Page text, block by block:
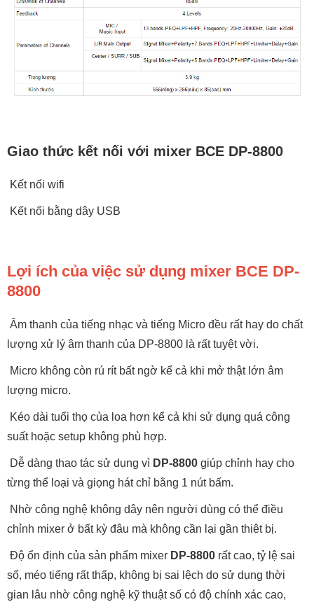
Giao thức kết nối với mixer BCE DP-8800
Kết nối wifi
Kết nối bằng dây USB
Lợi ích của việc sử dụng mixer BCE DP-
8800
Âm thanh của tiếng nhạc và tiếng Micro đều rất hay do chất
lượng xử lý âm thanh của DP-8800 là rất tuyệt vời.
Micro không còn rú rít bất ngờ kể cả khi mở thật lớn âm
lượng micro.
Kéo dài tuổi thọ của loa hơn kể cả khi sử dụng quá công
suất hoặc setup không phù hợp.
Dễ dàng thao tác sử dụng vì DP-8800 giúp chỉnh hay cho
từng thể loại và giọng hát chỉ bằng 1 nút bấm.
Nhờ công nghệ không dây nên người dùng có thể điều
chỉnh mixer ở bất kỳ đâu mà không cần lại gần thiêt bị.
Độ ổn định của sản phẩm mixer DP-8800 rất cao, tỷ lệ sai
số, méo tiếng rất thấp, không bị sai lệch do sử dụng thời
gian lâu nhờ công nghệ kỹ thuật số có độ chính xác cao,